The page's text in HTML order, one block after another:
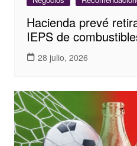
Hacienda prevé
IEPS de
28 julio, 2026